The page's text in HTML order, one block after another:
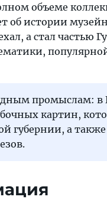
объеме
об истории
а стал частью
промыслам: в
картин,
губернии, а